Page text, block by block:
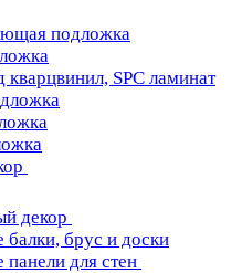
подложка
SPC ламинат
декор
балки, брус и доски
для стен